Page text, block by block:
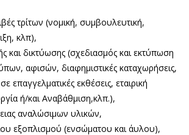
τρίτων (νομική, συμβουλευτική,
κλπ),
και δικτύωσης (σχεδιασμός και εκτύπωση
αφισών, διαφημιστικές καταχωρήσεις,
επαγγελματικές εκθέσεις, εταιρική
ή/και Αναβάθμιση,κλπ.),
αναλώσιμων υλικών,
εξοπλισμού (ενσώματου και άυλου),